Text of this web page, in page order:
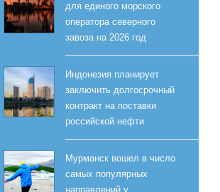
для единого морского
оператора северного
завоза на 2026 год
Индонезия планирует
заключить долгосрочный
контракт на поставки
российской нефти
Мурманск вошел в число
самых популярных
направлений у